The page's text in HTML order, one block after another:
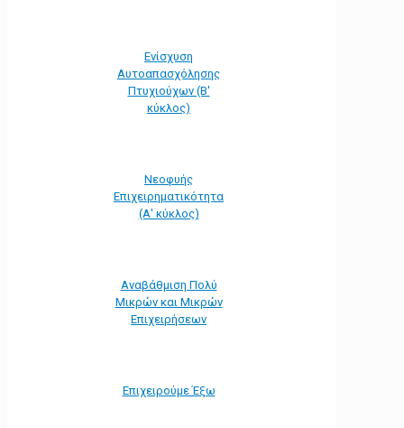
Ενίσχυση
Αυτοαπασχόλησης
Πτυχιούχων (Β'
κύκλος)
Νεοφυής
Επιχειρηματικότητα
(Α' κύκλος)
Αναβάθμιση Πολύ
Μικρών και Μικρών
Επιχειρήσεων
Επιχειρούμε Έξω